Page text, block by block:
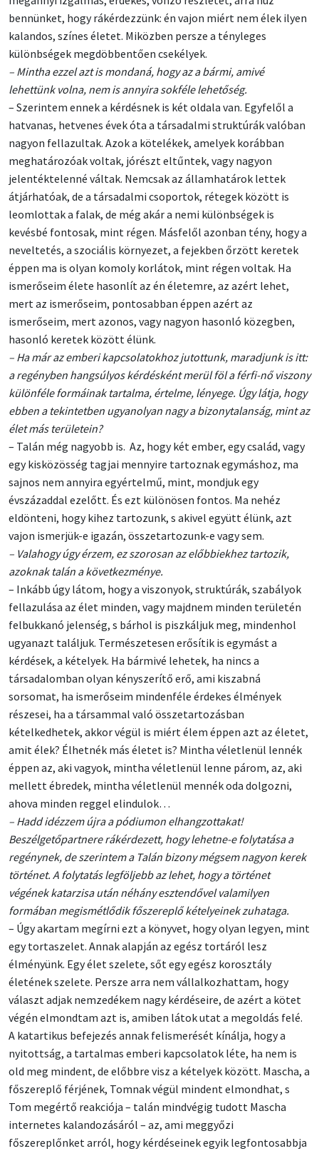
bennünket, hogy rákérdezzünk: én vajon miért nem élek ilyen
kalandos, színes életet. Miközben persze a tényleges
különbségek megdöbbentően csekélyek.
– Mintha ezzel azt is mondaná, hogy az a bármi, amivé
lehettünk volna, nem is annyira sokféle lehetőség.
– Szerintem ennek a kérdésnek is két oldala van. Egyfelől a
hatvanas, hetvenes évek óta a társadalmi struktúrák valóban
nagyon fellazultak. Azok a kötelékek, amelyek korábban
meghatározóak voltak, jórészt eltűntek, vagy nagyon
jelentéktelenné váltak. Nemcsak az államhatárok lettek
átjárhatóak, de a társadalmi csoportok, rétegek között is
leomlottak a falak, de még akár a nemi különbségek is
kevésbé fontosak, mint régen. Másfelől azonban tény, hogy a
neveltetés, a szociális környezet, a fejekben őrzött keretek
éppen ma is olyan komoly korlátok, mint régen voltak. Ha
ismerőseim élete hasonlít az én életemre, az azért lehet,
mert az ismerőseim, pontosabban éppen azért az
ismerőseim, mert azonos, vagy nagyon hasonló közegben,
hasonló keretek között élünk.
– Ha már az emberi kapcsolatokhoz jutottunk, maradjunk is itt:
a regényben hangsúlyos kérdésként merül föl a férfi-nő viszony
különféle formáinak tartalma, értelme, lényege. Úgy látja, hogy
ebben a tekintetben ugyanolyan nagy a bizonytalanság, mint az
élet más területein?
– Talán még nagyobb is. Az, hogy két ember, egy család, vagy
egy kisközösség tagjai mennyire tartoznak egymáshoz, ma
sajnos nem annyira egyértelmű, mint, mondjuk egy
évszázaddal ezelőtt. És ezt különösen fontos. Ma nehéz
eldönteni, hogy kihez tartozunk, s akivel együtt élünk, azt
vajon ismerjük-e igazán, összetartozunk-e vagy sem.
– Valahogy úgy érzem, ez szorosan az előbbiekhez tartozik,
azoknak talán a következménye.
– Inkább úgy látom, hogy a viszonyok, struktúrák, szabályok
fellazulása az élet minden, vagy majdnem minden területén
felbukkanó jelenség, s bárhol is piszkáljuk meg, mindenhol
ugyanazt találjuk. Természetesen erősítik is egymást a
kérdések, a kételyek. Ha bármivé lehetek, ha nincs a
társadalomban olyan kényszerítő erő, ami kiszabná
sorsomat, ha ismerőseim mindenféle érdekes élmények
részesei, ha a társammal való összetartozásban
kételkedhetek, akkor végül is miért élem éppen azt az életet,
amit élek? Élhetnék más életet is? Mintha véletlenül lennék
éppen az, aki vagyok, mintha véletlenül lenne párom, az, aki
mellett ébredek, mintha véletlenül mennék oda dolgozni,
ahova minden reggel elindulok…
– Hadd idézzem újra a pódiumon elhangzottakat!
Beszélgetőpartnere rákérdezett, hogy lehetne-e folytatása a
regénynek, de szerintem a Talán bizony mégsem nagyon kerek
történet. A folytatás legföljebb az lehet, hogy a történet
végének katarzisa után néhány esztendővel valamilyen
formában megismétlődik főszereplő kételyeinek zuhataga.
– Úgy akartam megírni ezt a könyvet, hogy olyan legyen, mint
egy tortaszelet. Annak alapján az egész tortáról lesz
élményünk. Egy élet szelete, sőt egy egész korosztály
életének szelete. Persze arra nem vállalkozhattam, hogy
választ adjak nemzedékem nagy kérdéseire, de azért a kötet
végén elmondtam azt is, amiben látok utat a megoldás felé.
A katartikus befejezés annak felismerését kínálja, hogy a
nyitottság, a tartalmas emberi kapcsolatok léte, ha nem is
old meg mindent, de előbbre visz a kételyek között. Mascha, a
főszereplő férjének, Tomnak végül mindent elmondhat, s
Tom megértő reakciója – talán mindvégig tudott Mascha
internetes kalandozásáról – az, ami meggyőzi
főszereplőnket arról, hogy kérdéseinek egyik legfontosabbja